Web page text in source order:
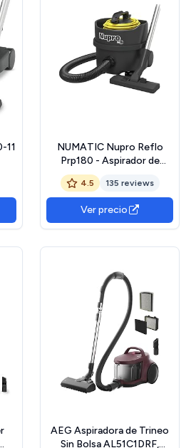
11
NUMATIC Nupro Reflo
Prp180 - Aspirador de
trineo
4.5 135 reviews
Ver precio
AEG Aspiradora de Trineo
Sin Bolsa AL51C1DRF,